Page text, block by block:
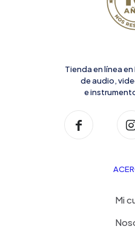
Tienda en línea
de audio,
e
Mi